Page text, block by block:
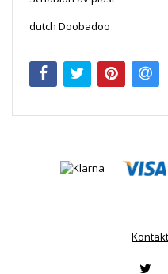
dutch Doobadoo
Kontakt